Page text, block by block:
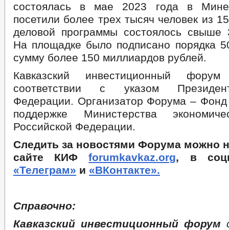
состоялась в мае 2023 года в
посетили более трех тысяч человек из
деловой программы состоялось свыше
На площадке было подписано порядка
сумму более 150 миллиардов рублей.
Кавказский инвестиционный
соответствии с указом
Федерации. Организатор Форума – Фонд
поддержке Министерства
Российской Федерации.
Следить за новостями Форума можно
сайте КИФforumkavkaz.org, в
«Телеграм» и «ВКонтакте».
Справочно:
Кавказский инвестиционный форум